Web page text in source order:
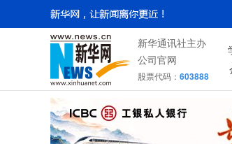
新华通讯社主办
公司官网
股票代码： 603888